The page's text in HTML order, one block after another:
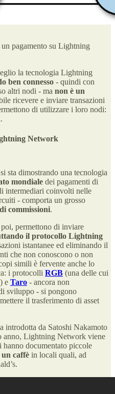
pagamento su Lightning
la tecnologia Lightning
ben connesso - quindi con
altri nodi - ma non è un
ricevere e inviare transazioni
di utilizzare i loro nodi:
Network
sta dimostrando una tecnologia
mondiale dei pagamenti di
intermediari coinvolti nelle
- comporta un grosso
commissioni.
permettono di inviare
il protocollo Lightning
istantanee ed eliminando il
che non conoscono o non
simili è fervente anche lo
i protocolli RGB (una delle cui
) e Taro - ancora non
sviluppo - si pongono
il trasferimento di asset
introdotta da Satoshi Nakamoto
anno, Lightning Network viene
documentato piccole
caffè in locali quali, ad